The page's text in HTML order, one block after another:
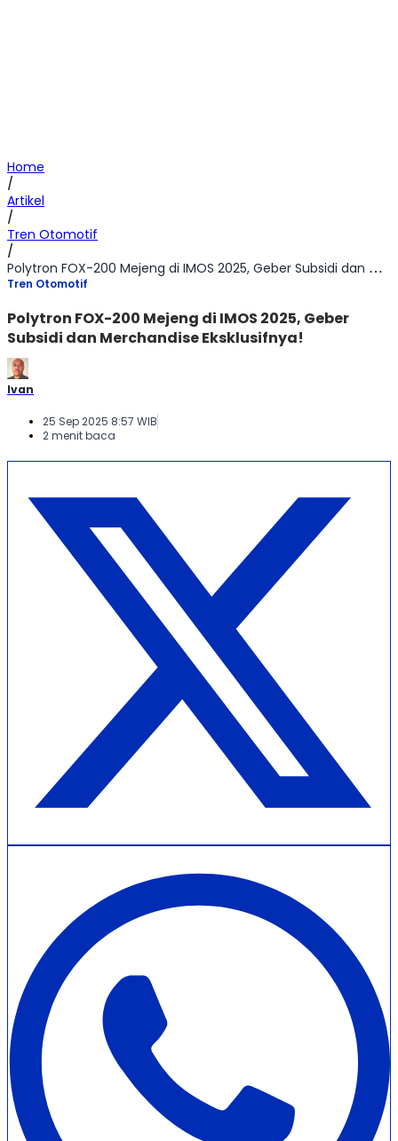
Home
/
Artikel
/
Tren Otomotif
/
Polytron FOX-200 Mejeng di IMOS 2025, Geber Subsidi dan Merchandise Eksklusifnya!
Tren Otomotif
Polytron FOX-200 Mejeng di IMOS 2025, Geber
Subsidi dan Merchandise Eksklusifnya!
Ivan
25 Sep 2025 8:57 WIB
2 menit baca